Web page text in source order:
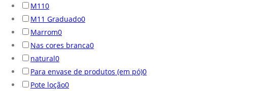
M110
M11 Graduado0
Marrom0
Nas cores branca0
natural0
Para envase de produtos (em pó)0
Pote loção0